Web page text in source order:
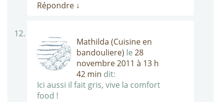
Répondre ↓
Mathilda (Cuisine en
bandouliere) le 28
novembre 2011 à 13 h
42 min dit:
Ici aussi il fait gris, vive la comfort
food !